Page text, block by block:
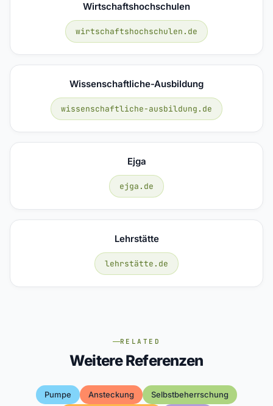
Wirtschaftshochschulen
wirtschaftshochschulen.de
Wissenschaftliche-Ausbildung
wissenschaftliche-ausbildung.de
Ejga
ejga.de
Lehrstätte
lehrstätte.de
RELATED
Weitere Referenzen
Pumpe Ansteckung Selbstbeherrschung